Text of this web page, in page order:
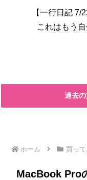
【一行日記 7/
これはもう
過去
ホーム 買っ
MacBook Pro